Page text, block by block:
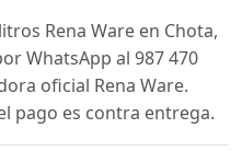
Rena Ware en Chota,
WhatsApp al 987 470
oficial Rena Ware.
pago es contra entrega.